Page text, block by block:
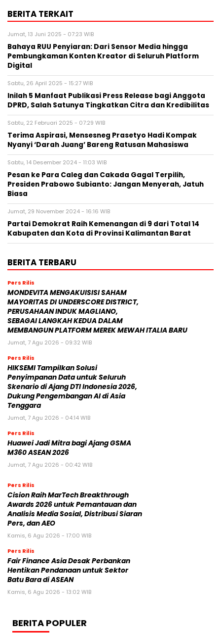
BERITA TERKAIT
Jumat, 13 Juni 2025 - 07:23 WIB
Bahaya RUU Penyiaran: Dari Sensor Media hingga
Pembungkaman Konten Kreator di Seluruh Platform
Digital
Sabtu, 26 April 2025 - 15:27 WIB
Inilah 5 Manfaat Publikasi Press Release bagi Anggota
DPRD, Salah Satunya Tingkatkan Citra dan Kredibilitas
Sabtu, 22 Februari 2025 - 07:29 WIB
Terima Aspirasi, Mensesneg Prasetyo Hadi Kompak
Nyanyi ‘Darah Juang’ Bareng Ratusan Mahasiswa
Sabtu, 14 Desember 2024 - 11:03 WIB
Pesan ke Para Caleg dan Cakada Gagal Terpilih,
Presiden Prabowo Subianto: Jangan Menyerah, Jatuh
Biasa
Jumat, 29 November 2024 - 16:16 WIB
Partai Demokrat Raih Kemenangan di 9 dari Total 14
Kabupaten dan Kota di Provinsi Kalimantan Barat
BERITA TERBARU
Pers Rilis
MONDEVITA MENGAKUISISI SAHAM
MAYORITAS DI UNDERSCORE DISTRICT,
PERUSAHAAN INDUK MAGLIANO,
SEBAGAI LANGKAH KEDUA DALAM
MEMBANGUN PLATFORM MEREK MEWAH ITALIA BARU
Jumat, 7 Agu 2026 - 09:32 WIB
Pers Rilis
HIKSEMI Tampilkan Solusi
Penyimpanan Data untuk Seluruh
Skenario di Ajang DTI Indonesia 2026,
Dukung Pengembangan AI di Asia
Tenggara
Jumat, 7 Agu 2026 - 04:14 WIB
Pers Rilis
Huawei Jadi Mitra bagi Ajang GSMA
M360 ASEAN 2026
Jumat, 7 Agu 2026 - 00:42 WIB
Pers Rilis
Cision Raih MarTech Breakthrough
Awards 2026 untuk Pemantauan dan
Analisis Media Sosial, Distribusi Siaran
Pers, dan AEO
Kamis, 6 Agu 2026 - 17:00 WIB
Pers Rilis
Fair Finance Asia Desak Perbankan
Hentikan Pendanaan untuk Sektor
Batu Bara di ASEAN
Kamis, 6 Agu 2026 - 13:02 WIB
BERITA POPULER